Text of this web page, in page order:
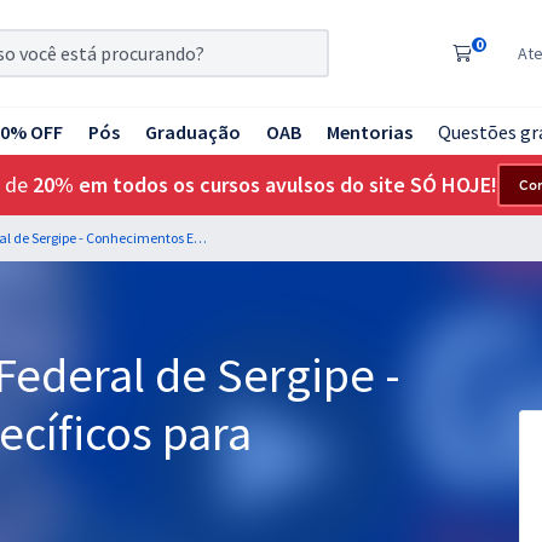
0
OFF Pós Graduação OAB Mentorias Questões
de 20% em todos os cursos avulsos do site SÓ HOJE!
UFS - Universidade Federal de Sergipe - Conhecimentos Específicos para Administrador
de Sergipe -
para